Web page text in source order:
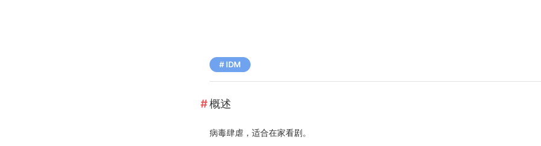
IDM
概述
病毒肆虐，适合在家看剧。